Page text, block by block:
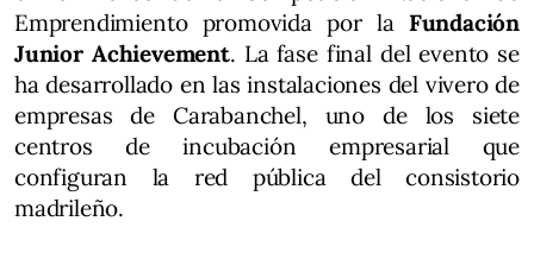
Emprendimiento promovida por la Fundación
Junior Achievement. La fase final del evento se
ha desarrollado en las instalaciones del vivero de
empresas de Carabanchel, uno de los siete
centros de incubación empresarial que
configuran la red pública del consistorio
madrileño.